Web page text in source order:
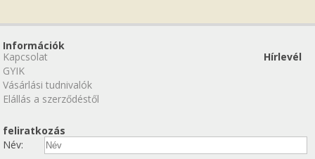
Információk
Kapcsolat
GYIK
Vásárlási tudnivalók
Elállás a szerződéstől
Hírlevél
feliratkozás
Név: